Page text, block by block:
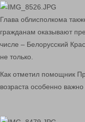
Глава облисполкома
гражданам оказывают
числе – Белорусский
не только.
Как отметил помощник
возраста особенно